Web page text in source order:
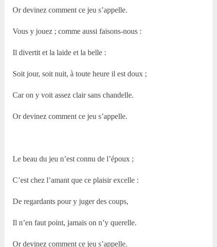
Or devinez comment ce jeu s’appelle.
Vous y jouez ; comme aussi faisons-nous :
Il divertit et la laide et la belle :
Soit jour, soit nuit, à toute heure il est doux ;
Car on y voit assez clair sans chandelle.
Or devinez comment ce jeu s’appelle.
Le beau du jeu n’est connu de l’époux ;
C’est chez l’amant que ce plaisir excelle :
De regardants pour y juger des coups,
Il n’en faut point, jamais on n’y querelle.
Or devinez comment ce jeu s’appelle.